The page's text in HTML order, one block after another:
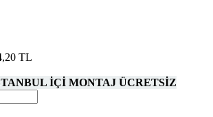
TL
İÇİ MONTAJ ÜCRETSİZ